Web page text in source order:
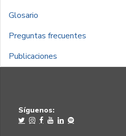
Glosario
Preguntas frecuentes
Publicaciones
Síguenos: